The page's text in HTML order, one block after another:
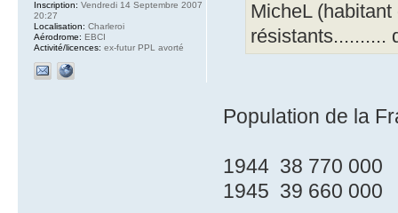
MicheL
résistants..........
Population de la
1944 38 770 000
1945 39 660 000
Inscription: Vendredi 14 Septembre 2007
20:27
Localisation: Charleroi
Aérodrome: EBCI
Activité/licences: ex-futur PPL avorté